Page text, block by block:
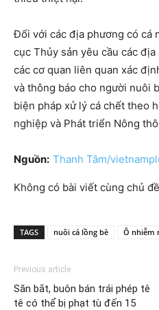
Đối với các địa phương có cá
cục Thủy sản yêu cầu các
các cơ quan liên quan xác
và thông báo cho người nuôi
biện pháp xử lý cá chết theo
nghiệp và Phát triển Nông
Nguồn: Thanh Tâm/
Không có bài viết cùng chủ
TAGS nuôi cá lồng bè Ô nhiễm
Previous article
Săn bắt, buôn bán trái phép tê
tê có thể bị phạt tù đến 15